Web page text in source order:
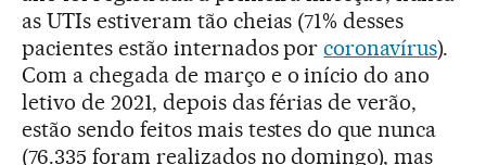
as UTIs estiveram tão cheias (71% desses
pacientes estão internados porcoronavírus).
Com a chegada de março e o início do ano
letivo de 2021, depois das férias de verão,
estão sendo feitos mais testes do que nunca
(76.335 foram realizados no domingo), mas